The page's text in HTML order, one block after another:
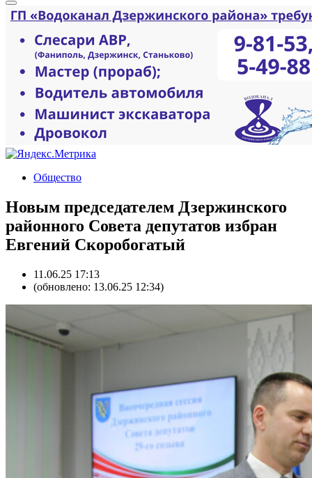
Общество
Новым председателем Дзержинского
районного Совета депутатов избран
Евгений Скоробогатый
11.06.25 17:13
(обновлено: 13.06.25 12:34)